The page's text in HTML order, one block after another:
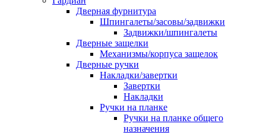
Дверная фурнитура
Шпингалеты/засовы/задвижки
Задвижки/шпингалеты
Дверные защелки
Механизмы/корпуса защелок
Дверные ручки
Накладки/завертки
Завертки
Накладки
Ручки на планке
Ручки на планке общего
назначения